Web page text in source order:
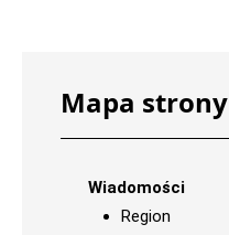
Mapa strony
Wiadomości
Region